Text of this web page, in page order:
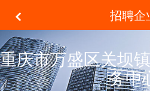
招聘企
重庆市万盛区关坝
务中